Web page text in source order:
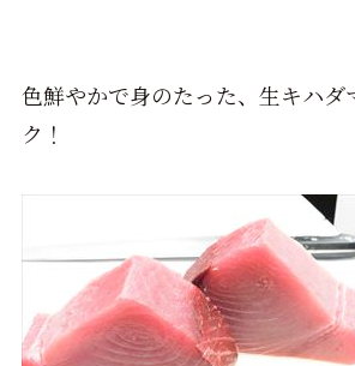
色鮮やかで身のたった、生キハダ
ク！